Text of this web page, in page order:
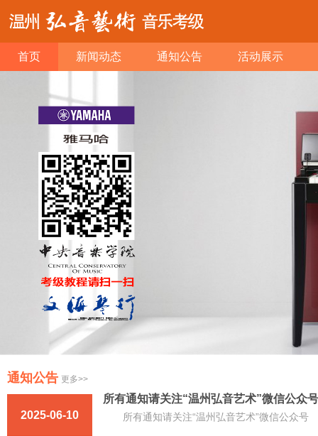
首页 新闻动态 通知公告 活动展示
通知公告 更多>>
2025-06-10
所有通知请关注“温州弘音艺术”微信公众号
所有通知请关注“温州弘音艺术”微信公众号